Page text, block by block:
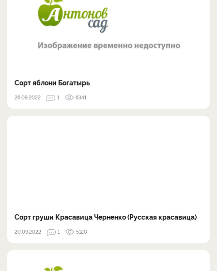
Сорт яблони Богатырь
26.09.2022 1 6341
Сорт груши Красавица Черненко (Русская красавица)
20.09.2022 1 5120